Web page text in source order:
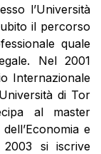
l’Università
il percorso
quale
Nel 2001
Internazionale
di Tor
al master
e
si iscrive